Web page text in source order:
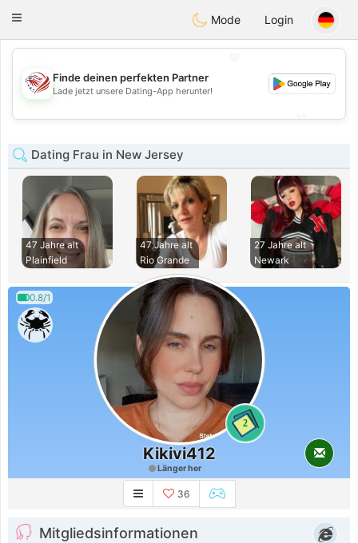
Dating
Toggle
Mode Login
💖
💕
Finde deinen perfekten Partner
Lade jetzt unsere Dating-App herunter!
Dating Frau in New Jersey
47 Jahre alt
Plainfield
47 Jahre alt
Rio Grande
27 Jahre alt
Newark
0.8/1
2
Kikivi412
Länger her
36
Mitgliedsinformationen